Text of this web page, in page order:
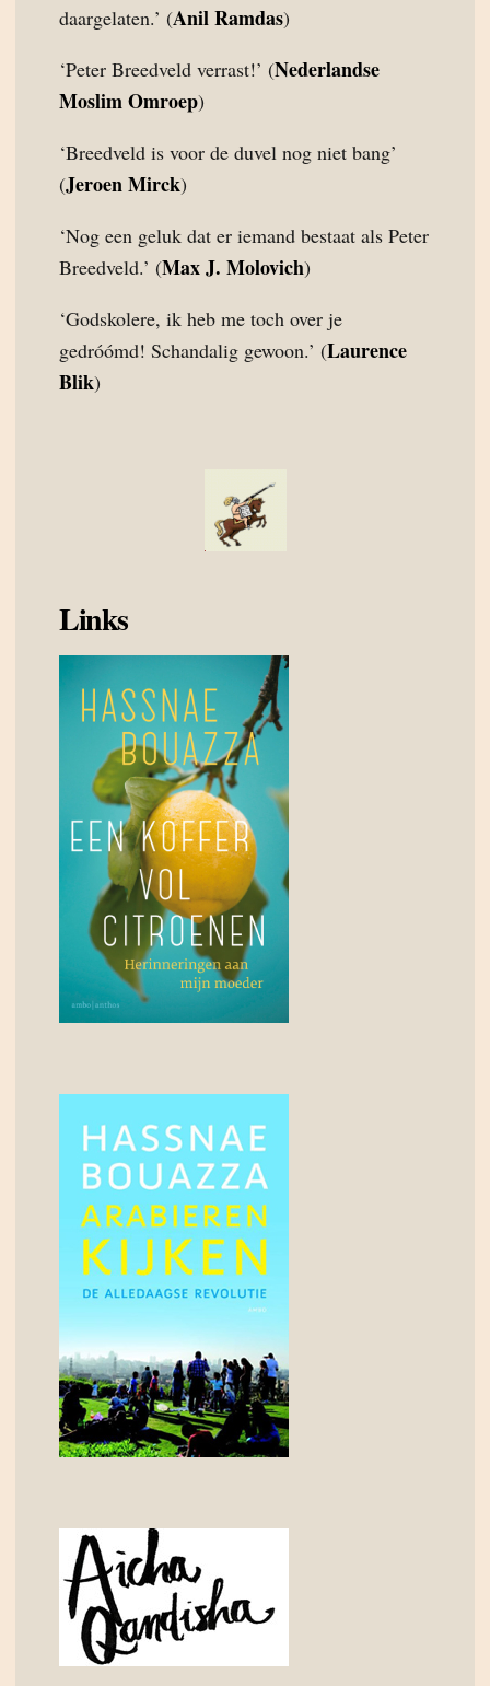
daargelaten.’ (Anil Ramdas)
‘Peter Breedveld verrast!’ (Nederlandse
Moslim Omroep)
‘Breedveld is voor de duvel nog niet bang’
(Jeroen Mirck)
‘Nog een geluk dat er iemand bestaat als Peter
Breedveld.’ (Max J. Molovich)
‘Godskolere, ik heb me toch over je
gedróómd! Schandalig gewoon.’ (Laurence
Blik)
Links